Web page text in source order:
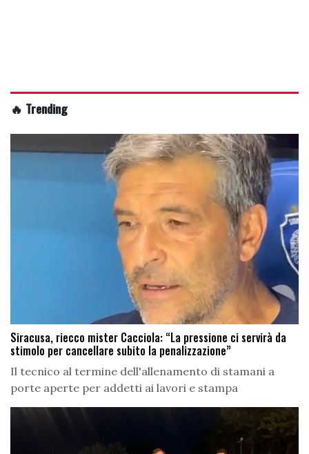
🔥 Trending
Siracusa, riecco mister Cacciola: “La pressione ci servirà da
stimolo per cancellare subito la penalizzazione”
Il tecnico al termine dell'allenamento di stamani a
porte aperte per addetti ai lavori e stampa